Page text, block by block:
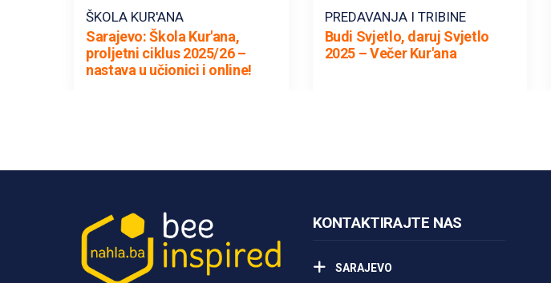
ŠKOLA KUR'ANA
Sarajevo: Škola Kur'ana,
proljetni ciklus 2025/26 –
nastava u učionici i online!
PREDAVANJA I TRIBINE
Budi Svjetlo, daruj Svjetlo
2025 – Večer Kur'ana
KONTAKTIRAJTE NAS
SARAJEVO